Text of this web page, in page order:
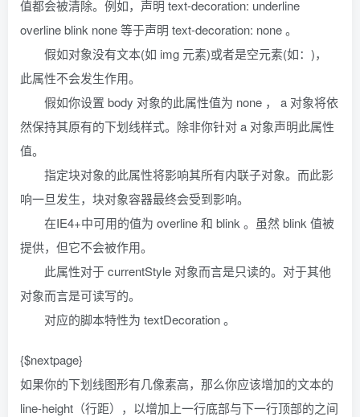
值都会被清除。例如，声明 text-decoration: underline
overline blink none 等于声明 text-decoration: none 。
假如对象没有文本(如 img 元素)或者是空元素(如：)，
此属性不会发生作用。
假如你设置 body 对象的此属性值为 none ， a 对象将依
然保持其原有的下划线样式。除非你针对 a 对象声明此属性
值。
指定块对象的此属性将影响其所有内联子对象。而此影
响一旦发生，块对象容器最终会受到影响。
在IE4+中可用的值为 overline 和 blink 。虽然 blink 值被
提供，但它不会被作用。
此属性对于 currentStyle 对象而言是只读的。对于其他
对象而言是可读写的。
对应的脚本特性为 textDecoration 。
{$nextpage}
如果你的下划线图形有几像素高，那么你应该增加的文本的
line-height（行距），以增加上一行底部与下一行顶部的之间